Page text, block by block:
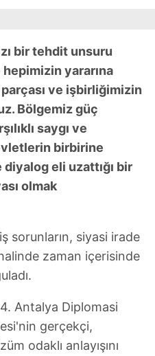
bir tehdit unsuru
yararına
ve işbirliğimizin
Bölgemiz güç
saygı ve
birbirine
eli uzattığı bir
olmak
sorunların, siyasi irade
zaman içerisinde
4. Antalya Diplomasi
gerçekçi,
odaklı anlayışını